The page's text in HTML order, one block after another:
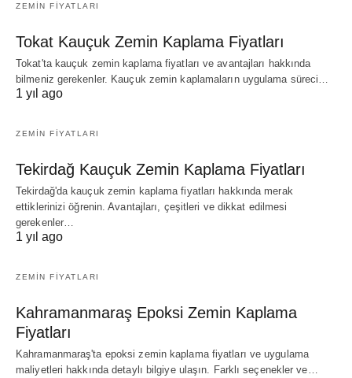
ZEMIN FIYATLARI
Tokat Kauçuk Zemin Kaplama Fiyatları
Tokat'ta kauçuk zemin kaplama fiyatları ve avantajları hakkında
bilmeniz gerekenler. Kauçuk zemin kaplamaların uygulama süreci…
1 yıl ago
ZEMIN FIYATLARI
Tekirdağ Kauçuk Zemin Kaplama Fiyatları
Tekirdağ'da kauçuk zemin kaplama fiyatları hakkında merak
ettiklerinizi öğrenin. Avantajları, çeşitleri ve dikkat edilmesi
gerekenler…
1 yıl ago
ZEMIN FIYATLARI
Kahramanmaraş Epoksi Zemin Kaplama
Fiyatları
Kahramanmaraş'ta epoksi zemin kaplama fiyatları ve uygulama
maliyetleri hakkında detaylı bilgiye ulaşın. Farklı seçenekler ve…